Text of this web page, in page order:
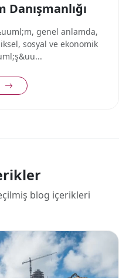
genel anlamda,
sosyal ve ekonomik
blog içerikleri